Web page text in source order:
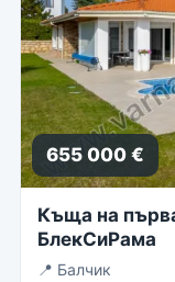
655 000 €
Къща на
БлекСиРама
📍 Балчик